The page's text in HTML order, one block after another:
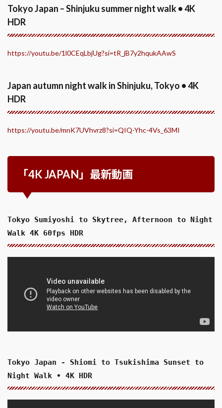
Tokyo Japan – Shinjuku summer night walk • 4K
HDR
https://youtu.be/1l0CEqLbjUg?si=tR_jB7y2hqukAAwS
Japan autumn night walk in Shinjuku, Tokyo • 4K
HDR
https://youtu.be/mnK7UVhvrz8?si=QIQ-Yhc-4Vs_63MI
「4K JAPAN」最新動画
Tokyo Sumiyoshi to Skytree, Afternoon to Night
Walk 4K 60fps HDR
Tokyo Japan - Shiomi to Tsukishima Sunset to
Night Walk • 4K HDR